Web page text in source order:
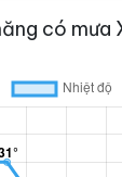
có mưa